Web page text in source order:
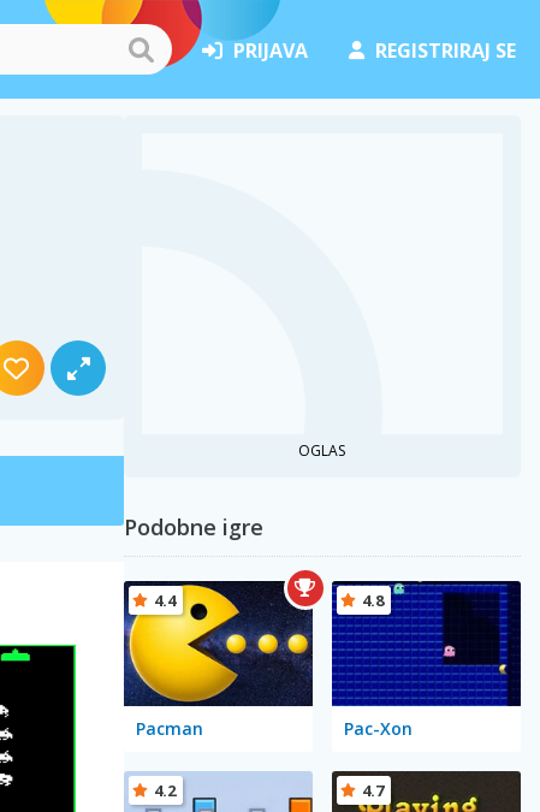
PRIJAVA REGISTRIRAJ SE
OGLAS
Podobne igre
Pacman
4.4
Pac-Xon
4.8
4.2 4.7